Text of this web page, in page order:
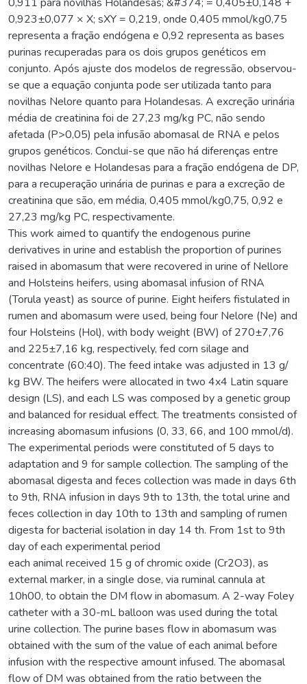
0,923±0,077 × X; sXY = 0,219, onde 0,405 mmol/kg0,75
representa a fração endógena e 0,92 representa as bases
purinas recuperadas para os dois grupos genéticos em
conjunto. Após ajuste dos modelos de regressão, observou-
se que a equação conjunta pode ser utilizada tanto para
novilhas Nelore quanto para Holandesas. A excreção urinária
média de creatinina foi de 27,23 mg/kg PC, não sendo
afetada (P>0,05) pela infusão abomasal de RNA e pelos
grupos genéticos. Conclui-se que não há diferenças entre
novilhas Nelore e Holandesas para a fração endógena de DP,
para a recuperação urinária de purinas e para a excreção de
creatinina que são, em média, 0,405 mmol/kg0,75, 0,92 e
27,23 mg/kg PC, respectivamente.
This work aimed to quantify the endogenous purine
derivatives in urine and establish the proportion of purines
raised in abomasum that were recovered in urine of Nellore
and Holsteins heifers, using abomasal infusion of RNA
(Torula yeast) as source of purine. Eight heifers fistulated in
rumen and abomasum were used, being four Nelore (Ne) and
four Holsteins (Hol), with body weight (BW) of 270±7,76
and 225±7,16 kg, respectively, fed corn silage and
concentrate (60:40). The feed intake was adjusted in 13 g/
kg BW. The heifers were allocated in two 4x4 Latin square
design (LS), and each LS was composed by a genetic group
and balanced for residual effect. The treatments consisted of
increasing abomasum infusions (0, 33, 66, and 100 mmol/d).
The experimental periods were constituted of 5 days to
adaptation and 9 for sample collection. The sampling of the
abomasal digesta and feces collection was made in days 6th
to 9th, RNA infusion in days 9th to 13th, the total urine and
feces collection in day 10th to 13th and sampling of rumen
digesta for bacterial isolation in day 14 th. From 1st to 9th
day of each experimental period
each animal received 15 g of chromic oxide (Cr2O3), as
external marker, in a single dose, via ruminal cannula at
10h00, to obtain the DM flow in abomasum. A 2-way Foley
catheter with a 30-mL balloon was used during the total
urine collection. The purine bases flow in abomasum was
obtained with the sum of the value of each animal before
infusion with the respective amount infused. The abomasal
flow of DM was obtained from the ratio between the